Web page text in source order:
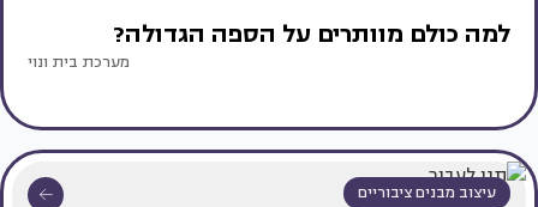
למה כולם מוותרים על הספה הגדולה?
מערכת בית ונוי
עיצוב מבנים ציבוריים